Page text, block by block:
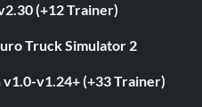
(+12 Trainer)
Truck Simulator 2
v1.0-v1.24+ (+33 Trainer)